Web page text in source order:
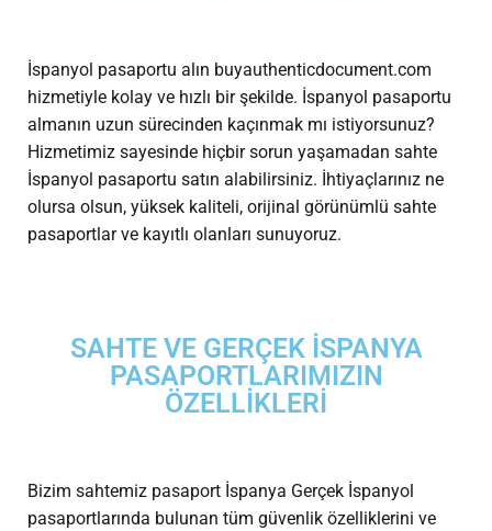
İspanyol pasaportu alın buyauthenticdocument.com
hizmetiyle kolay ve hızlı bir şekilde. İspanyol pasaportu
almanın uzun sürecinden kaçınmak mı istiyorsunuz?
Hizmetimiz sayesinde hiçbir sorun yaşamadan sahte
İspanyol pasaportu satın alabilirsiniz. İhtiyaçlarınız ne
olursa olsun, yüksek kaliteli, orijinal görünümlü sahte
pasaportlar ve kayıtlı olanları sunuyoruz.
SAHTE VE GERÇEK İSPANYA
PASAPORTLARIMIZIN
ÖZELLIKLERI
Bizim sahtemiz pasaport İspanya Gerçek İspanyol
pasaportlarında bulunan tüm güvenlik özelliklerini ve